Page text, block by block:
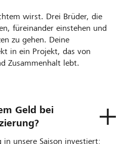
wirst. Drei Brüder, die
füreinander einstehen und
zu gehen. Deine
in ein Projekt, das von
Zusammenhalt lebt.
Geld bei
unsere Saison investiert: